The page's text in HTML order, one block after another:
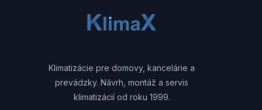
Klimatizácie pre domovy, kancelárie a
prevádzky. Návrh, montáž a servis
klimatizácií od roku 1999.